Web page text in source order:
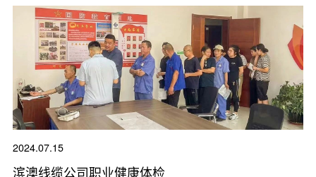
2024.07.15
滨澳线缆公司职业健康体检